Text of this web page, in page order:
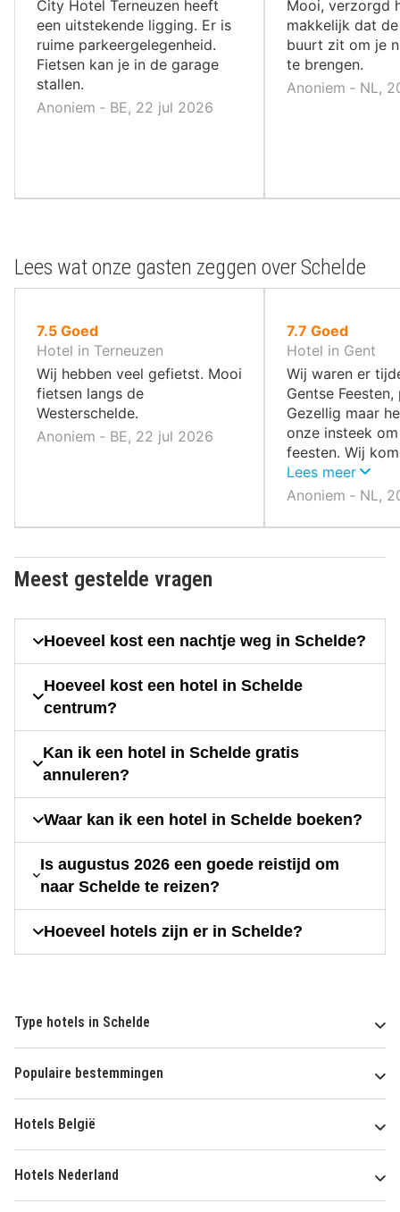
,
City Hotel Terneuzen heeft
een uitstekende ligging. Er is
ruime parkeergelegenheid.
Fietsen kan je in de garage
stallen.
Anoniem ‐ BE, 22 jul 2026
,
Mooi, verzorgd
makkelijk dat
buurt zit om je
te brengen.
Anoniem ‐ NL,
Lees wat onze gasten zeggen over Schelde
7.5uit
10
Goed
Hotel in Terneuzen
Wij hebben veel gefietst. Mooi
fietsen langs de
Westerschelde.
Anoniem ‐ BE, 22 jul 2026
7.7 uit
10
Goed
Hotel in Gent
Wij waren er
Gentse
Gezellig maar
onze insteek
feesten. Wij
een keer terug
schoonheid van
de Burcht
Lees meer
Anoniem ‐ NL,
Meest gestelde vragen
Hoeveel kost een nachtje weg in Schelde?
Hoeveel kost een hotel in Schelde
centrum?
Kan ik een hotel in Schelde gratis
annuleren?
Waar kan ik een hotel in Schelde boeken?
Is augustus 2026 een goede reistijd om
naar Schelde te reizen?
Hoeveel hotels zijn er in Schelde?
Type hotels in Schelde
Populaire bestemmingen
Hotels België
Hotels Nederland